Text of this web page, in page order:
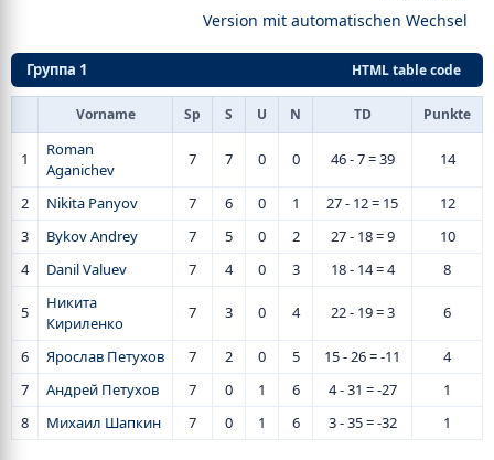
Version mit automatischen Wechsel
Группа 1 HTML table code
Vorname Sp S U N TD Punkte
1
Roman
Aganichev
7 7 0 0 46 - 7 = 39 14
2 Nikita Panyov 7 6 0 1 27 - 12 = 15
12
3
Bykov Andrey 7 5 0 2 27 - 18 = 9
10
4
Danil Valuev 7 4 0 3 18 - 14 = 4 8
5
Никита
Кириленко
7 3 0 4 22 - 19 = 3 6
6 Ярослав Петухов 7 2 0 5 15 - 26 = -11
4
7
Андрей Петухов 7 0 1 6 4 - 31 = -27
1
8
Михаил Шапкин 7 0 1 6 3 - 35 = -32 1